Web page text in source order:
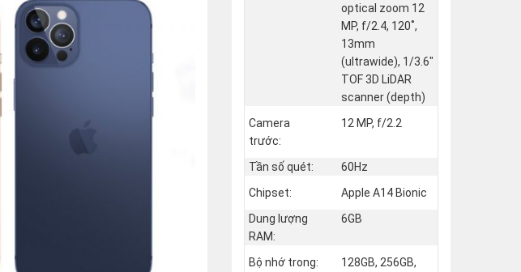
optical zoom 12
MP, f/2.4, 120˚,
13mm
(ultrawide), 1/3.6"
TOF 3D LiDAR
scanner (depth)
Camera
trước:
12 MP, f/2.2
Tần số quét:
60Hz
Chipset:
Apple A14 Bionic
Dung lượng
RAM:
6GB
Bộ nhớ trong:
128GB, 256GB,